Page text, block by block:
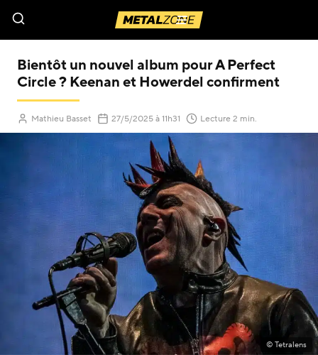
Menu
Bientôt un nouvel album pour A Perfect
Circle ? Keenan et Howerdel confirment
Mathieu Basset 27/5/2025(Mis à jour le)
à 11h31 Lecture 2 min.
© Tetralens